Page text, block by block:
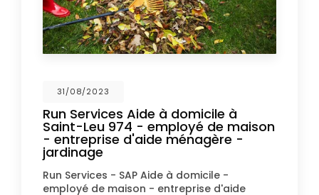
31/08/2023
Run Services Aide à domicile à
Saint-Leu 974 - employé de maison
- entreprise d'aide ménagère -
jardinage
Run Services - SAP Aide à domicile -
employé de maison - entreprise d'aide